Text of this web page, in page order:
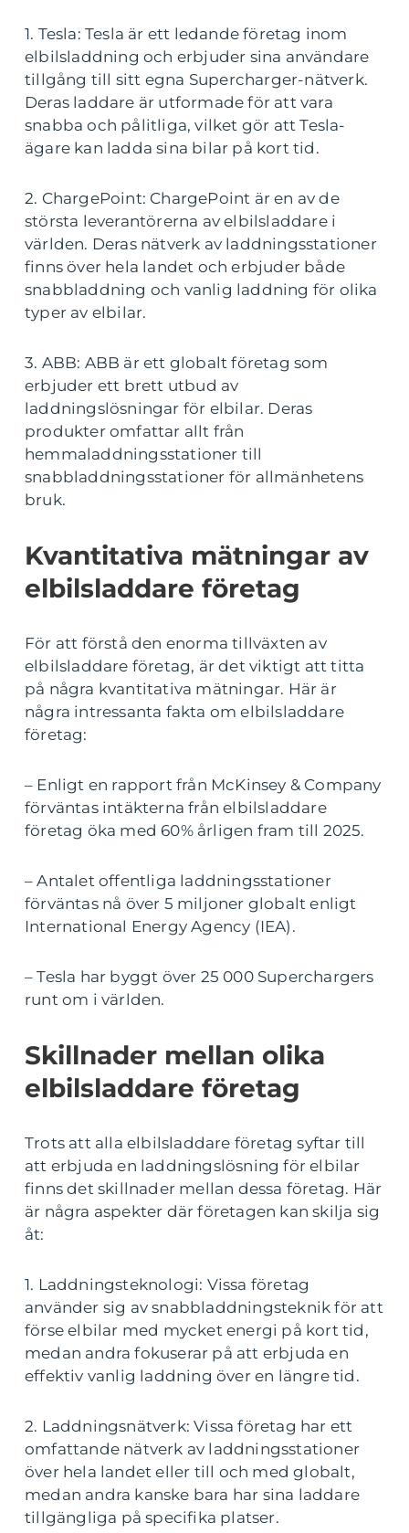
1. Tesla: Tesla är ett ledande företag inom
elbilsladdning och erbjuder sina användare
tillgång till sitt egna Supercharger-nätverk.
Deras laddare är utformade för att vara
snabba och pålitliga, vilket gör att Tesla-
ägare kan ladda sina bilar på kort tid.
2. ChargePoint: ChargePoint är en av de
största leverantörerna av elbilsladdare i
världen. Deras nätverk av laddningsstationer
finns över hela landet och erbjuder både
snabbladdning och vanlig laddning för olika
typer av elbilar.
3. ABB: ABB är ett globalt företag som
erbjuder ett brett utbud av
laddningslösningar för elbilar. Deras
produkter omfattar allt från
hemmaladdningsstationer till
snabbladdningsstationer för allmänhetens
bruk.
Kvantitativa mätningar av
elbilsladdare företag
För att förstå den enorma tillväxten av
elbilsladdare företag, är det viktigt att titta
på några kvantitativa mätningar. Här är
några intressanta fakta om elbilsladdare
företag:
– Enligt en rapport från McKinsey & Company
förväntas intäkterna från elbilsladdare
företag öka med 60% årligen fram till 2025.
– Antalet offentliga laddningsstationer
förväntas nå över 5 miljoner globalt enligt
International Energy Agency (IEA).
– Tesla har byggt över 25 000 Superchargers
runt om i världen.
Skillnader mellan olika
elbilsladdare företag
Trots att alla elbilsladdare företag syftar till
att erbjuda en laddningslösning för elbilar
finns det skillnader mellan dessa företag. Här
är några aspekter där företagen kan skilja sig
åt:
1. Laddningsteknologi: Vissa företag
använder sig av snabbladdningsteknik för att
förse elbilar med mycket energi på kort tid,
medan andra fokuserar på att erbjuda en
effektiv vanlig laddning över en längre tid.
2. Laddningsnätverk: Vissa företag har ett
omfattande nätverk av laddningsstationer
över hela landet eller till och med globalt,
medan andra kanske bara har sina laddare
tillgängliga på specifika platser.